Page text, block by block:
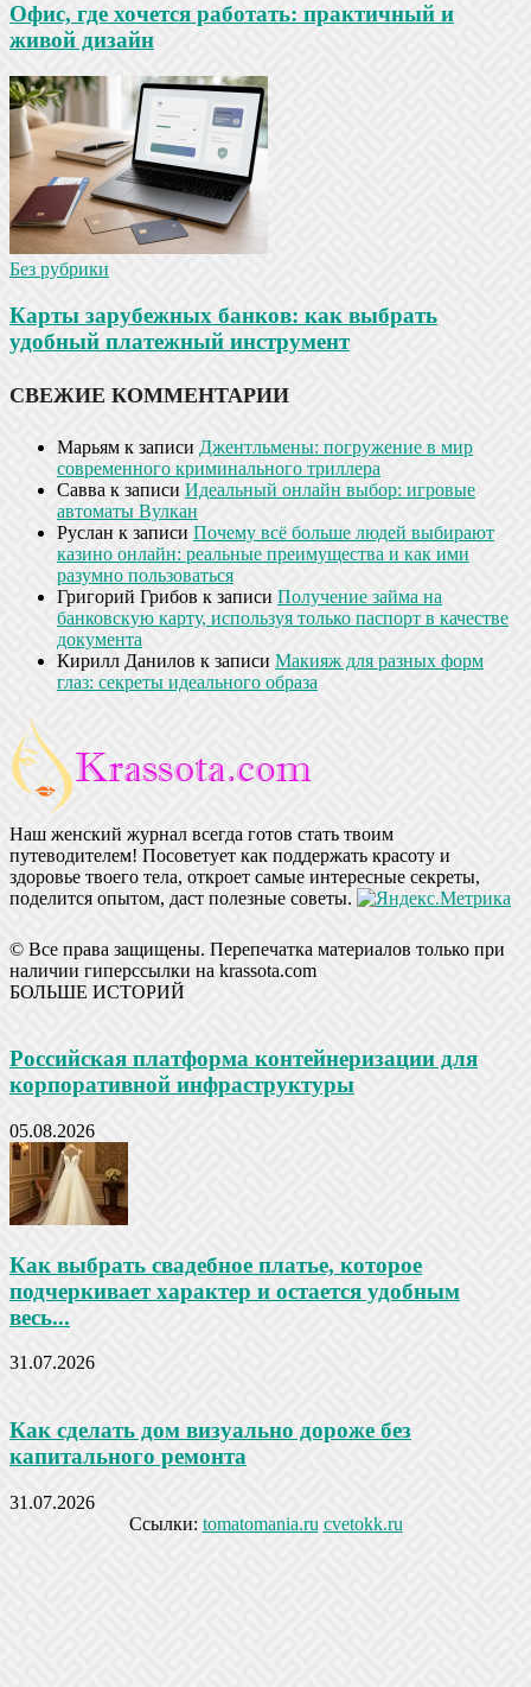
Офис, где хочется работать: практичный и
живой дизайн
Без рубрики
Карты зарубежных банков: как выбрать
удобный платежный инструмент
СВЕЖИЕ КОММЕНТАРИИ
Марьям к записи Джентльмены: погружение в мир
современного криминального триллера
Савва к записи Идеальный онлайн выбор: игровые
автоматы Вулкан
Руслан к записи Почему всё больше людей выбирают
казино онлайн: реальные преимущества и как ими
разумно пользоваться
Григорий Грибов к записи Получение займа на
банковскую карту, используя только паспорт в качестве
документа
Кирилл Данилов к записи Макияж для разных форм
глаз: секреты идеального образа
Наш женский журнал всегда готов стать твоим
путеводителем! Посоветует как поддержать красоту и
здоровье твоего тела, откроет самые интересные секреты,
поделится опытом, даст полезные советы.
© Все права защищены. Перепечатка материалов только при
наличии гиперссылки на krassota.com
БОЛЬШЕ ИСТОРИЙ
Российская платформа контейнеризации для
корпоративной инфраструктуры
05.08.2026
Как выбрать свадебное платье, которое
подчеркивает характер и остается удобным
весь...
31.07.2026
Как сделать дом визуально дороже без
капитального ремонта
31.07.2026
Ссылки: tomatomania.ru cvetokk.ru